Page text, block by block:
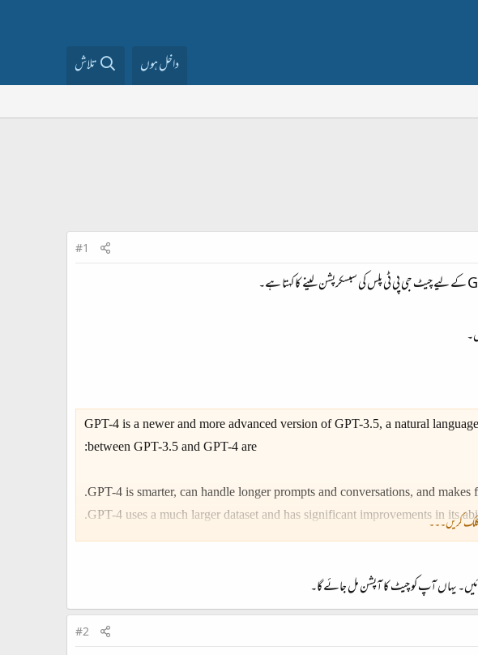
داخل ہوں تلاش
#1
GPT-4 is a newer and more advanced version of GPT-3.5, a natural
between GPT-3.5 and GPT-4 are:
GPT-4 is better equipped to handle longer text passages, maintain
کریں۔۔۔
یہاں آپ کو چیٹ کا آپشن مل جائے گا۔
#2